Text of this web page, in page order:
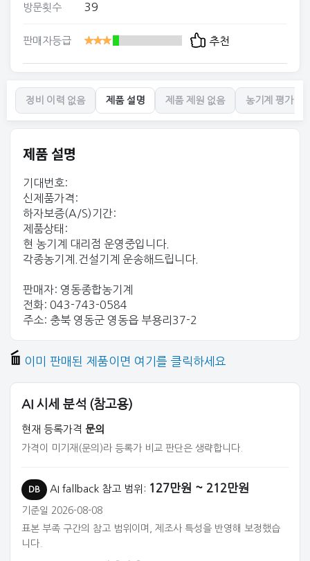
방문횟수 39
판매자등급 추천
정비 이력 없음 제품 설명 제품 제원 없음 농기계 평가 없
제품 설명
기대번호:
신제품가격:
하자보증(A/S)기간:
제품상태:
현 농기계 대리점 운영중입니다.
각종농기계.건설기계 운송해드립니다.
판매자: 영동종합농기계
전화: 043-743-0584
주소: 충북 영동군 영동읍 부용리37-2
이미 판매된 제품이면 여기를 클릭하세요
AI 시세 분석 (참고용)
현재 등록가격 문의
가격이 미기재(문의)라 등록가 비교 판단은 생략합니다.
DB AI fallback 참고 범위: 127만원 ~ 212만원
기준일 2026-08-08
표본 부족 구간의 참고 범위이며, 제조사 특성을 반영해 보정했습
니다.